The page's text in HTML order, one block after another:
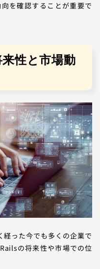
を確認することが重要で
性と市場動
った今でも多くの企業で
の将来性や市場での位